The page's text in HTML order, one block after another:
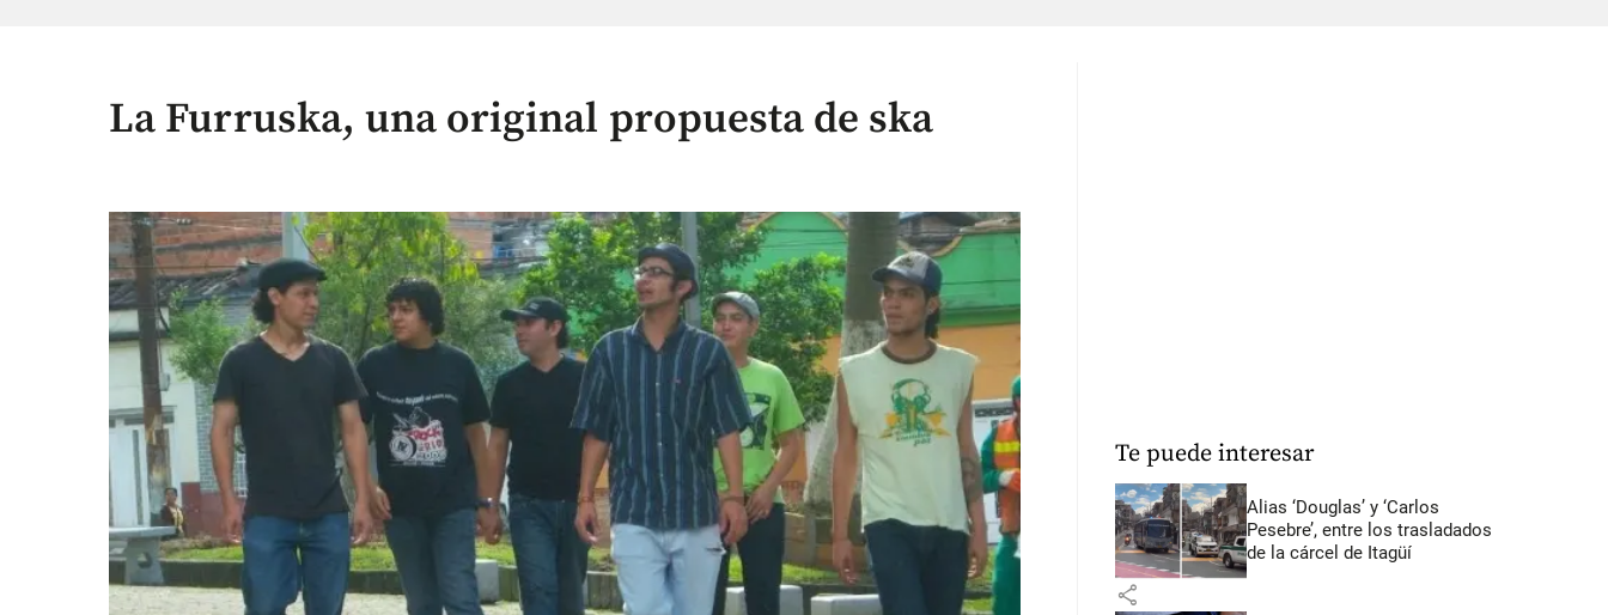
La Furruska, una original propuesta de ska
Te puede interesar
Alias ‘Douglas’ y ‘Carlos
Pesebre’, entre los trasladados
de la cárcel de Itagüí
share